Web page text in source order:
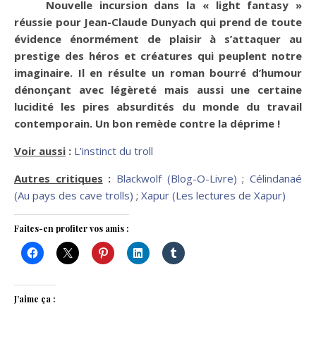
Nouvelle incursion dans la « light fantasy »
réussie pour Jean-Claude Dunyach qui prend de toute
évidence énormément de plaisir à s’attaquer au
prestige des héros et créatures qui peuplent notre
imaginaire. Il en résulte un roman bourré d’humour
dénonçant avec légèreté mais aussi une certaine
lucidité les pires absurdités du monde du travail
contemporain. Un bon remède contre la déprime !
Voir aussi : L’instinct du troll
Autres critiques : Blackwolf (Blog-O-Livre) ;Célindanaé
(Au pays des cave trolls) ; Xapur (Les lectures de Xapur)
Faites-en profiter vos amis :
J’aime ça :